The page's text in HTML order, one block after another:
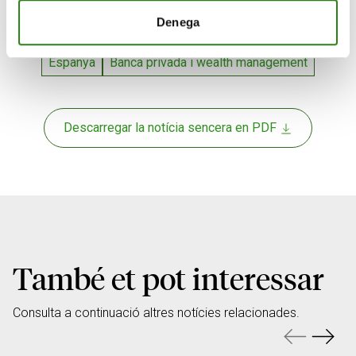
Denega
l’estratègia futura del grup.
Espanya Banca privada i wealth management
Descarregar la notícia sencera en PDF
També et pot interessar
Consulta a continuació altres notícies relacionades.